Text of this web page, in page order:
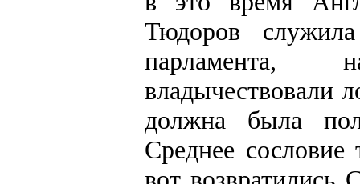
Тюдоров
парламента,
владычествовали
должна была
Среднее